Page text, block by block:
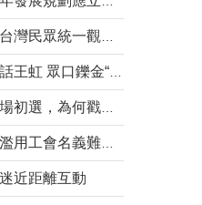
近距離互動